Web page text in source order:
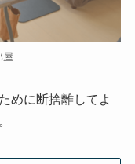
屋
めに断捨離してよ